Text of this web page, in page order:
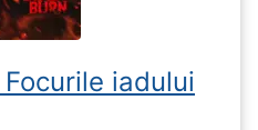
iadului